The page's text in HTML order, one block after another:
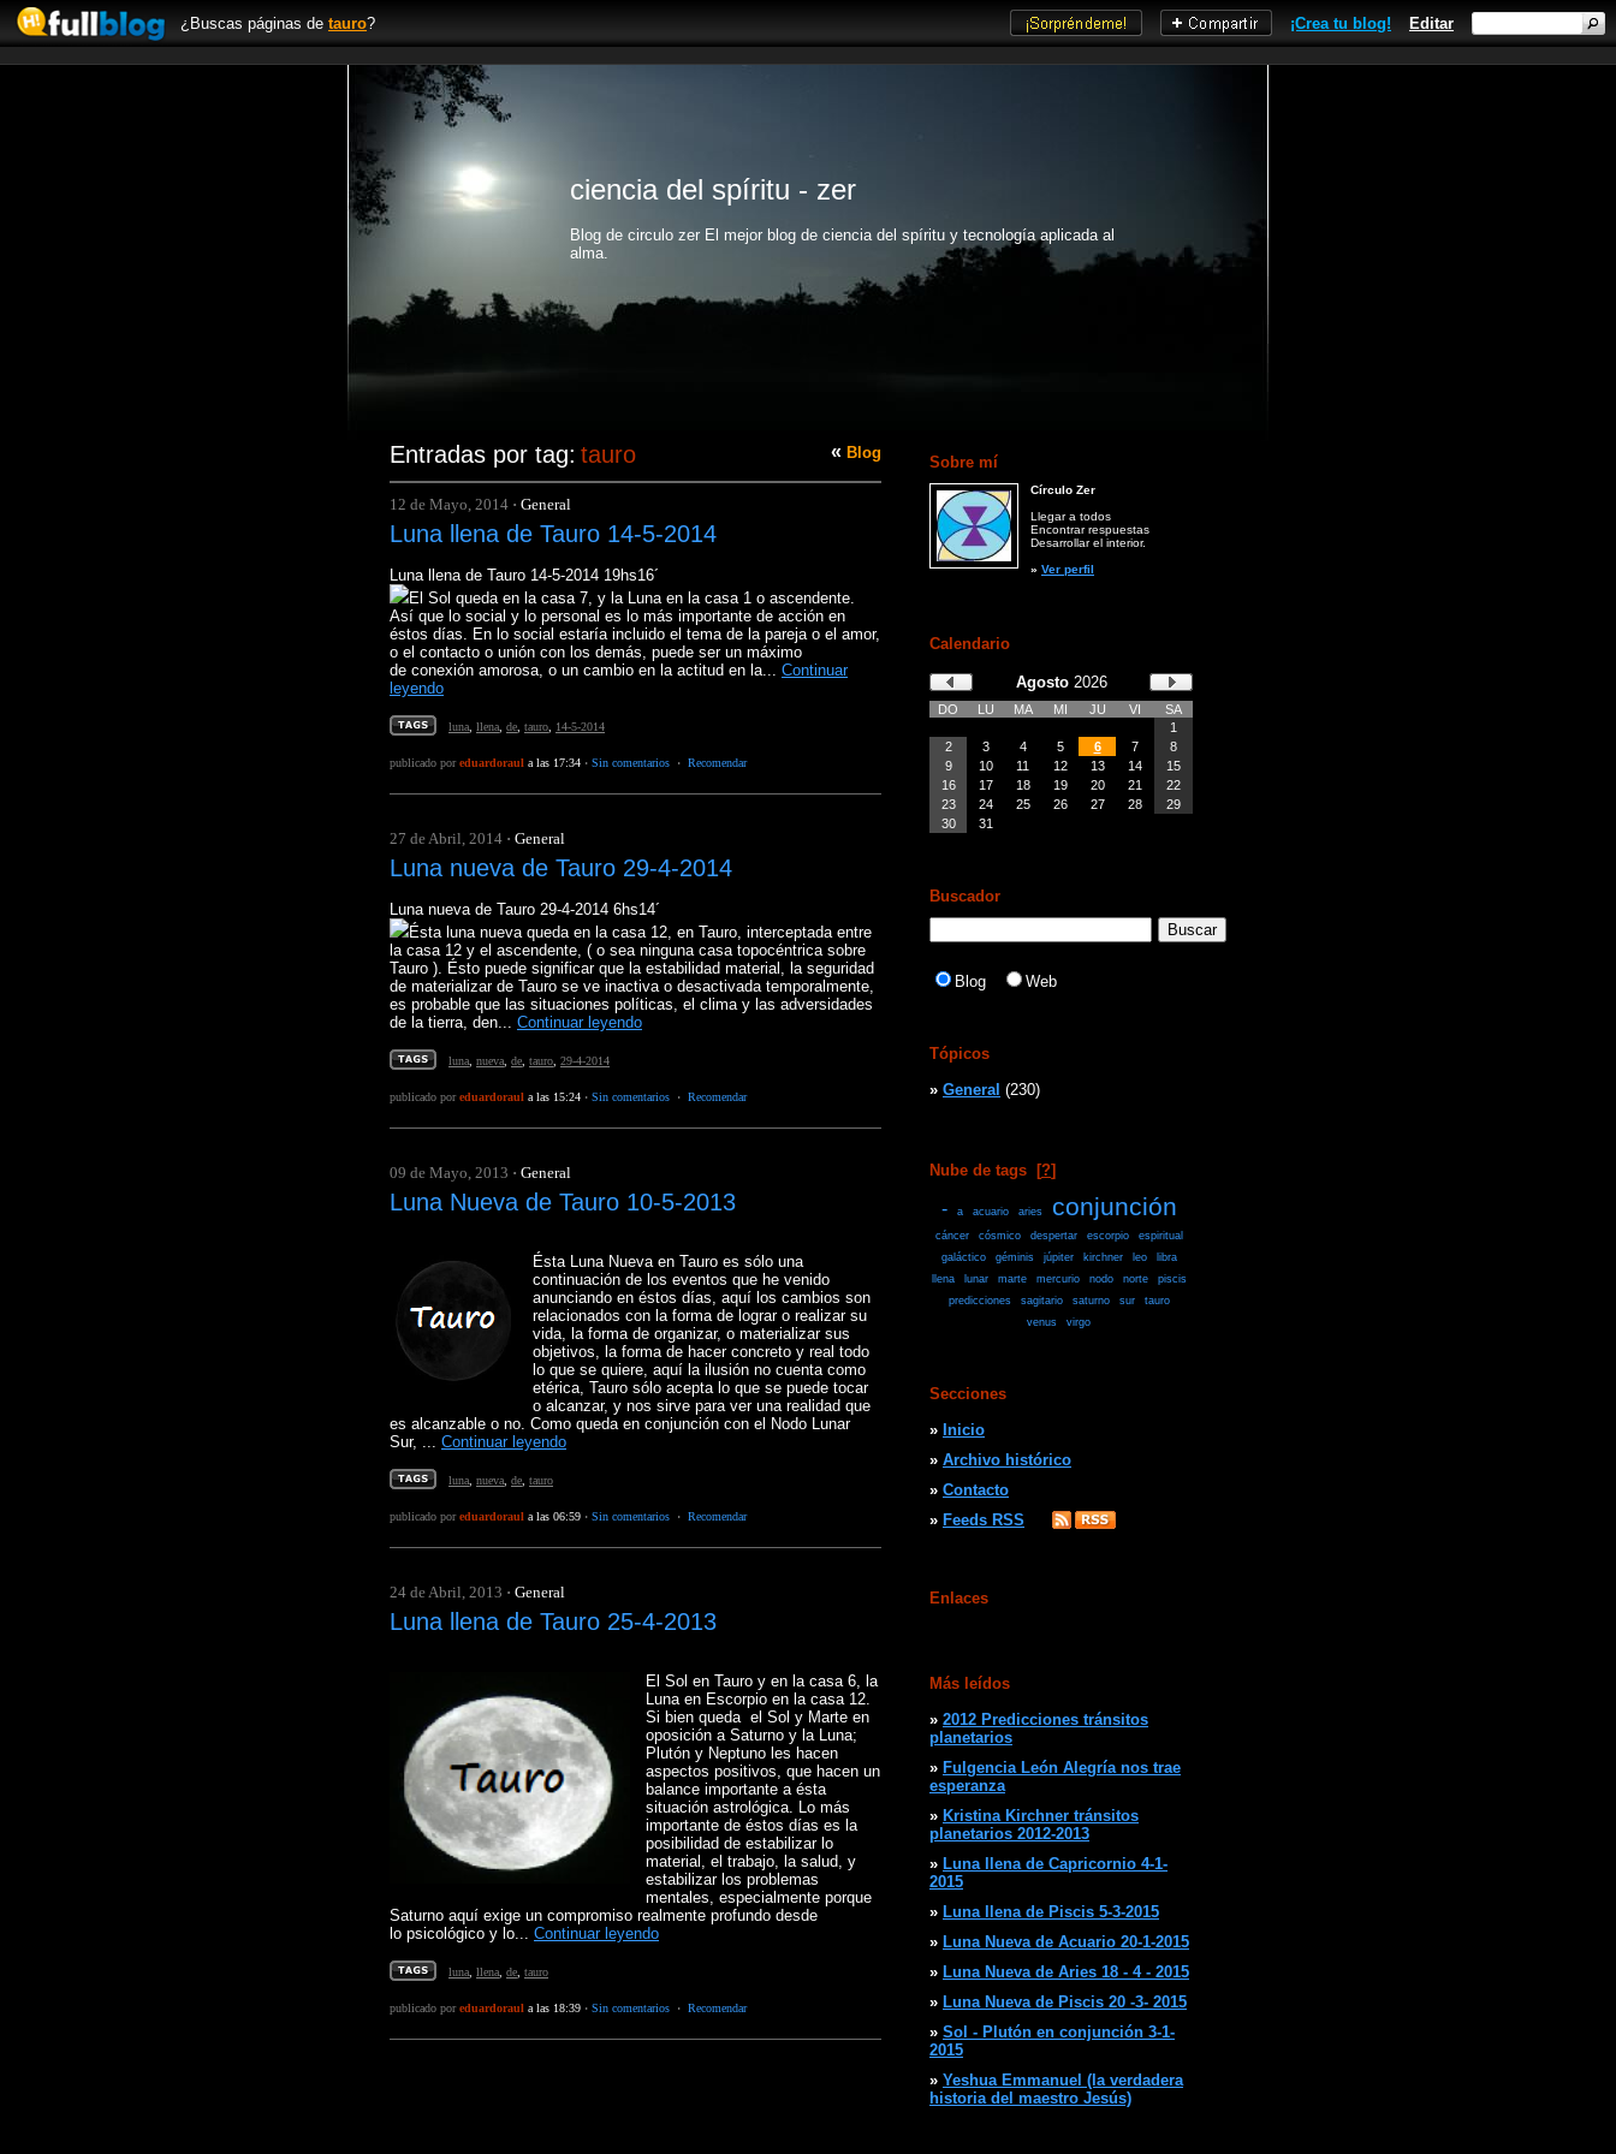
Editar
¡Crea tu blog!
¿Buscas páginas de tauro?
ciencia del spíritu - zer
Blog de circulo zer El mejor blog de ciencia del spíritu y tecnología aplicada al
alma.
« Blog
Entradas por tag: tauro
12 de Mayo, 2014 · General
Luna llena de Tauro 14-5-2014
Luna llena de Tauro 14-5-2014 19hs16´
El Sol queda en la casa 7, y la Luna en la casa 1 o ascendente.
Así que lo social y lo personal es lo más importante de acción en
éstos días. En lo social estaría incluido el tema de la pareja o el amor,
o el contacto o unión con los demás, puede ser un máximo
de conexión amorosa, o un cambio en la actitud en la... Continuar
leyendo
luna llena de tauro 14-5-2014
publicado poreduardoraul a las 17:34 · Sin comentarios · Recomendar
27 de Abril, 2014 · General
Luna nueva de Tauro 29-4-2014
Luna nueva de Tauro 29-4-2014 6hs14´
Ésta luna nueva queda en la casa 12, en Tauro, interceptada entre
la casa 12 y el ascendente, ( o sea ninguna casa topocéntrica sobre
Tauro ). Ésto puede significar que la estabilidad material, la seguridad
de materializar de Tauro se ve inactiva o desactivada temporalmente,
es probable que las situaciones políticas, el clima y las adversidades
de la tierra, den... Continuar leyendo
luna nueva de tauro 29-4-2014
publicado poreduardoraul a las 15:24 · Sin comentarios · Recomendar
09 de Mayo, 2013 · General
Luna Nueva de Tauro 10-5-2013
Ésta Luna Nueva en Tauro es sólo una
continuación de los eventos que he venido
anunciando en éstos días, aquí los cambios son
relacionados con la forma de lograr o realizar su
vida, la forma de organizar, o materializar sus
objetivos, la forma de hacer concreto y real todo
lo que se quiere, aquí la ilusión no cuenta como
etérica, Tauro sólo acepta lo que se puede tocar
o alcanzar, y nos sirve para ver una realidad que
es alcanzable o no. Como queda en conjunción con el Nodo Lunar
Sur, ... Continuar leyendo
luna nueva de tauro
publicado poreduardoraul a las 06:59 · Sin comentarios · Recomendar
24 de Abril, 2013 · General
Luna llena de Tauro 25-4-2013
El Sol en Tauro y en la casa 6, la
Luna en Escorpio en la casa 12.
Si bien queda el Sol y Marte en
oposición a Saturno y la Luna;
Plutón y Neptuno les hacen
aspectos positivos, que hacen un
balance importante a ésta
situación astrológica. Lo más
importante de éstos días es la
posibilidad de estabilizar lo
material, el trabajo, la salud, y
estabilizar los problemas
mentales, especialmente porque
Saturno aquí exige un compromiso realmente profundo desde
lo psicológico y lo... Continuar leyendo
luna llena de tauro
publicado poreduardoraul a las 18:39 · Sin comentarios · Recomendar
Sobre mí
Círculo Zer
Llegar a todos
Encontrar respuestas
Desarrollar el interior.
» Ver perfil
Calendario
Agosto2026
DO LU MA MI JU VI
SA
1
2
3 4 5 6 7
8
9
10 11 12 13 14
15
16
17 18 19 20 21
22
23
24 25 26 27 28
29
30
31
Buscador
Blog Web
Tópicos
» General (230)
Nube de tags [?]
- a acuario aries conjunción
cáncer cósmico despertar escorpio
espiritual
galáctico
géminis júpiter kirchner leo
libra
llena
lunar marte mercurio nodo norte
piscis
predicciones
sagitario saturno sur
tauro
venus
virgo
Secciones
» Inicio
» Archivo histórico
» Contacto
» Feeds RSS
Enlaces
Más leídos
» 2012 Predicciones tránsitos
planetarios
» Fulgencia León Alegría nos trae
esperanza
» Kristina Kirchner tránsitos
planetarios 2012-2013
» Luna llena de Capricornio 4-1-
2015
» Luna llena de Piscis 5-3-2015
» Luna Nueva de Acuario 20-1-2015
» Luna Nueva de Aries 18 - 4 - 2015
» Luna Nueva de Piscis 20 -3- 2015
» Sol - Plutón en conjunción 3-1-
2015
» Yeshua Emmanuel (la verdadera
historia del maestro Jesús)